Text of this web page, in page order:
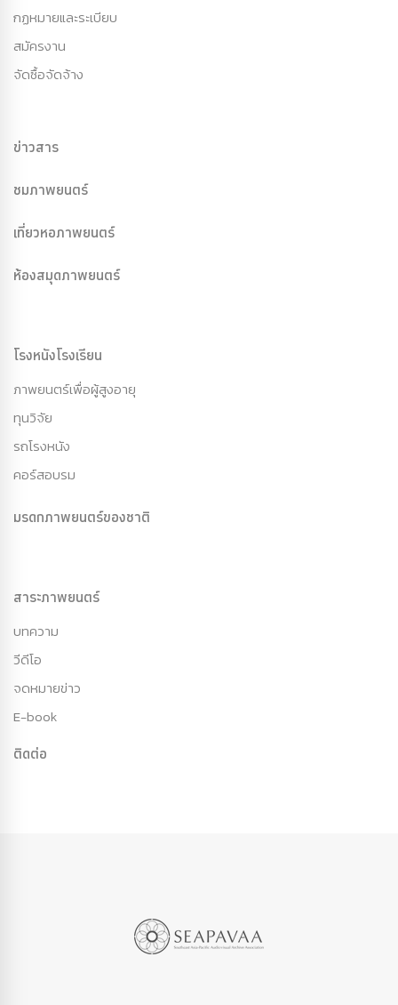
กฏหมายและระเบียบ
สมัครงาน
จัดซื้อจัดจ้าง
ข่าวสาร
ชมภาพยนตร์
เที่ยวหอภาพยนตร์
ห้องสมุดภาพยนตร์
โรงหนังโรงเรียน
ภาพยนตร์เพื่อผู้สูงอายุ
ทุนวิจัย
รถโรงหนัง
คอร์สอบรม
มรดกภาพยนตร์ของชาติ
สาระภาพยนตร์
บทความ
วีดีโอ
จดหมายข่าว
E-book
ติดต่อ